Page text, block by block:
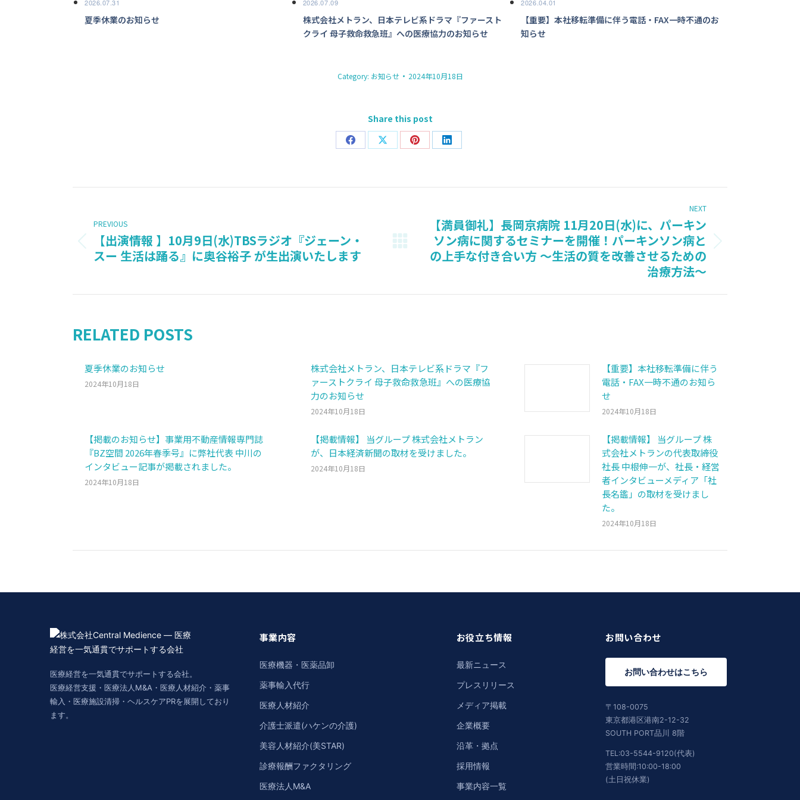
2026.07.31
夏季休業のお知らせ
2026.07.09
株式会社メトラン、日本テレビ系ドラマ『ファースト
クライ 母子救命救急班』への医療協力のお知らせ
2026.04.01
【重要】本社移転準備に伴う電話・FAX一時不通のお
知らせ
Category: お知らせ 2024年10月18日
Share this post
Share
Facebook
Share
X
Share
Pinterest
Share
LinkedIn
NAVIGATION
PREVIOUS
Previous
post:
【出演情報 】10月9日(水)TBSラジオ『ジェーン・
スー 生活は踊る』に奥谷裕子 が生出演いたします
NEXT
Next
post:
【満員御礼】長岡京病院 11月20日(水)に、パーキン
ソン病に関するセミナーを開催！パーキンソン病と
の上手な付き合い方 ～生活の質を改善させるための
治療方法～
RELATED POSTS
夏季休業のお知らせ
2024年10月18日
株式会社メトラン、日本テレビ系ドラマ『フ
ァーストクライ 母子救命救急班』への医療協
力のお知らせ
2024年10月18日
【重要】本社移転準備に伴う
電話・FAX一時不通のお知ら
せ
2024年10月18日
【掲載のお知らせ】事業用不動産情報専門誌
『BZ空間 2026年春季号』に弊社代表 中川の
インタビュー記事が掲載されました。
2024年10月18日
【掲載情報】 当グループ 株式会社メトラン
が、日本経済新聞の取材を受けました。
2024年10月18日
【掲載情報】 当グループ 株
式会社メトランの代表取締役
社長 中根伸一が、社長・経営
者インタビューメディア「社
長名鑑」の取材を受けまし
た。
2024年10月18日
医療経営を一気通貫でサポートする会社。
医療経営支援・医療法人M&A・医療人材紹介・薬事
輸入・医療施設清掃・ヘルスケアPRを展開しており
ます。
事業内容
医療機器・医薬品卸
薬事輸入代行
医療人材紹介
介護士派遣(ハケンの介護)
美容人材紹介(美STAR)
診療報酬ファクタリング
医療法人M&A
お役立ち情報
最新ニュース
プレスリリース
メディア掲載
企業概要
沿革・拠点
採用情報
事業内容一覧
お問い合わせ
お問い合わせはこちら
〒108-0075
東京都港区港南2-12-32
SOUTH PORT品川 8階
TEL:03-5544-9120(代表)
営業時間:10:00-18:00
(土日祝休業)